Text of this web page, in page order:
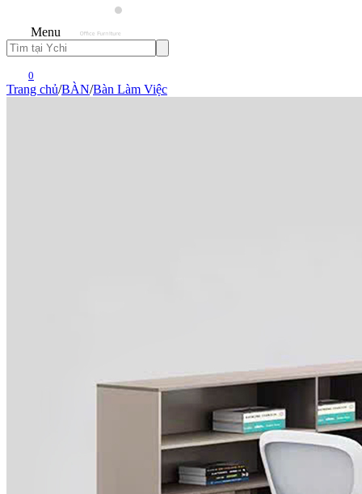
Menu
0
Trang chủ/BÀN/Bàn Làm Việc